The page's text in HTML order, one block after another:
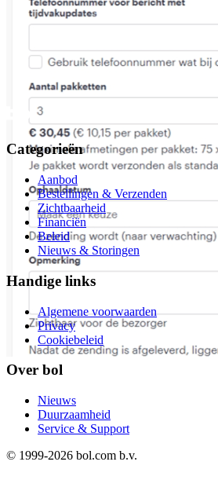
Categorieën
Aanbod
Bestellingen & Verzenden
Zichtbaarheid
Financiën
Beleid
Nieuws & Storingen
Handige links
Algemene voorwaarden
Privacy
Cookiebeleid
Over bol
Nieuws
Duurzaamheid
Service & Support
© 1999-2026 bol.com b.v.